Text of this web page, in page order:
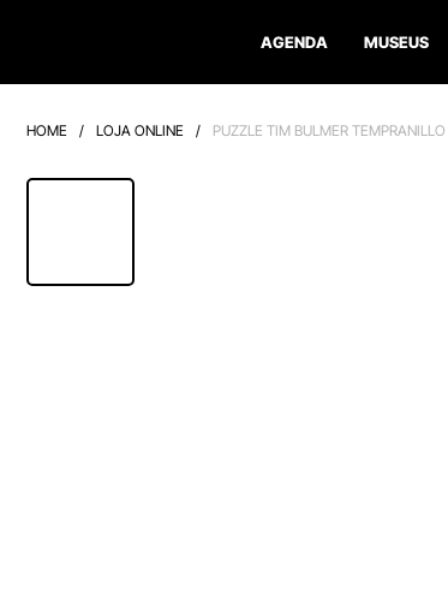
AGENDA MUSEUS
HOME / LOJA ONLINE / PUZZLE TIM BULMER